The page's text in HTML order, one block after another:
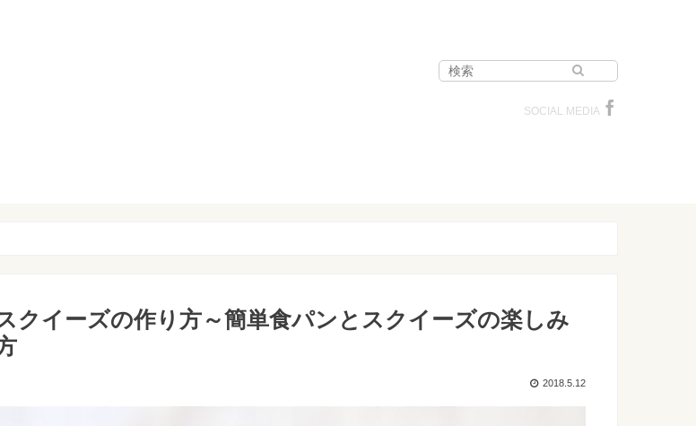
SOCIAL MEDIA
クイーズの作り方～簡単食パンとスクイーズの楽しみ
2018.5.12